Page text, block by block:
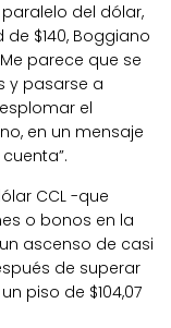
del dólar,
$140, Boggiano
parece que se
y pasarse a
el
en un mensaje
CCL -que
o bonos en la
ascenso de casi
de superar
piso de $104,07